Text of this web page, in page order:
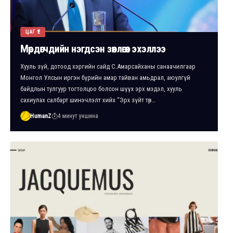
ЦАГ ҮЕ
Мөрдөгчдийн нэгдсэн зөвлөгөөн эхэллээ
Хууль зүй, дотоод хэргийн сайд С.Амарсайханы санаачилгаар
Монгол Улсын иргэн бүрийн амар тайван амьдрал, аюулгүй
байдлын тулгуур тогтолцоо болсон шүүх эрх мэдэл, хууль
сахиулах салбарт шинэчлэлт хийх “Эрх зүйт төр…
HumanZ 4 минут уншина